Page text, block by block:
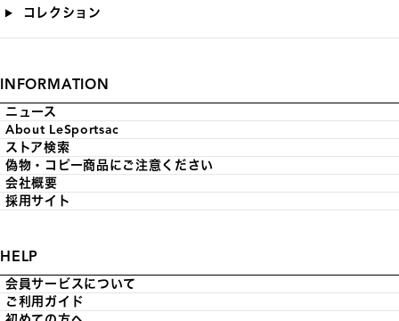
コレクション
INFORMATION
ニュース
About LeSportsac
ストア検索
偽物・コピー商品にご注意ください
会社概要
採用サイト
HELP
会員サービスについて
ご利用ガイド